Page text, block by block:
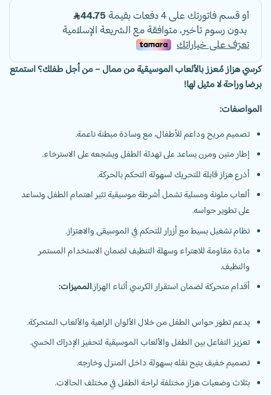
كرسي هزاز مُعزز بالألعاب الموسيقية من ممال – من أجل طفلك؟ استمتع
برضا وراحة لا مثيل لها!
المواصفات:
تصميم مريح وداعم للأطفال، مع وسادة مبطنة ناعمة.
إطار متين ومرن يساعد على تهدئة الطفل ويشجعه على الاسترخاء.
أذرع هزاز قابلة للتحريك لسهولة التحكم بالحركة.
ألعاب ملونة ومسلية تشمل أشرطة موسيقية تثير اهتمام الطفل وتساعد
على تطوير حواسه.
نظام تشغيل بسيط مع أزرار للتحكم في الموسيقى والاهتزاز.
مادة مقاومة للاهتراء وسهلة التنظيف لضمان الاستخدام المستمر
والنظيف.
أقدام متحركة لضمان استقرار الكرسي أثناء الهزاز.المميزات:
يدعم تطور حواس الطفل من خلال الألوان الزاهية والألعاب المتحركة.
تعزيز التفاعل بين الطفل والألعاب الموسيقية لتحفيز الإدراك الحسي.
تصميم خفيف يتيح نقله بسهولة داخل المنزل وخارجه.
بثلاث وضعيات هزاز مختلفة لراحة الطفل في مختلف الحالات.